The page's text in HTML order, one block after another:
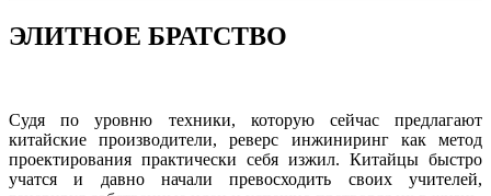
ЭЛИТНОЕ БРАТСТВО
Судя по уровню техники, которую сейчас предлагают
китайские производители, реверс инжиниринг как метод
проектирования практически себя изжил. Китайцы быстро
учатся и давно начали превосходить своих учителей,